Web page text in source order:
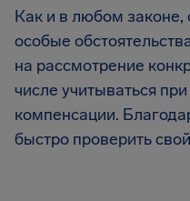
Как и в любом законе,
особые
на рассмотрение
числе учитываться
компенсации.
быстро проверить